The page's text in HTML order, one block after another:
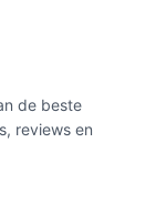
de beste
reviews en